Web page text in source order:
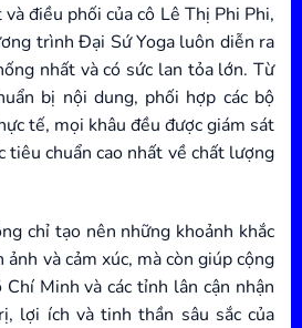
điều phối của cô Lê Thị Phi Phi,
trình Đại Sứ Yoga luôn diễn ra
nhất và có sức lan tỏa lớn. Từ
bị nội dung, phối hợp các bộ
tế, mọi khâu đều được giám sát
tiêu chuẩn cao nhất về chất lượng
chỉ tạo nên những khoảnh khắc
và cảm xúc, mà còn giúp cộng
Minh và các tỉnh lân cận nhận
lợi ích và tinh thần sâu sắc của